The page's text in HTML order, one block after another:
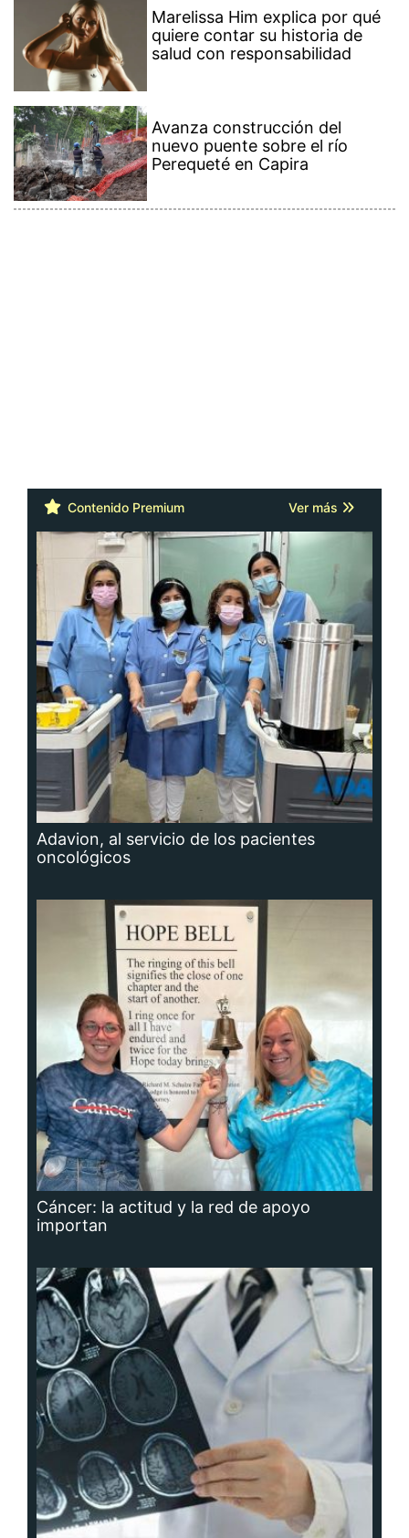
Marelissa Him explica por qué
quiere contar su historia de
salud con responsabilidad
Avanza construcción del
nuevo puente sobre el río
Perequeté en Capira
Contenido Premium Ver más
Adavion, al servicio de los pacientes
oncológicos
Cáncer: la actitud y la red de apoyo
importan